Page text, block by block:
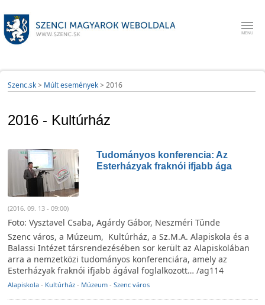
Szenc.sk> Múlt események> 2016
2016 - Kultúrház
Tudományos konferencia: Az
Esterházyak fraknói ifjabb ága
(2016. 09. 13 - 09:00)
Foto: Vysztavel Csaba, Agárdy Gábor, Neszméri Tünde
Szenc város, a Múzeum, Kultúrház, a Sz.M.A. Alapiskola és a
Balassi Intézet társrendezésében sor került az Alapiskolában
arra a nemzetközi tudományos konferenciára, amely az
Esterházyak fraknói ifjabb ágával foglalkozott… /ag114
Alapiskola - Kultúrház - Múzeum - Szenc város